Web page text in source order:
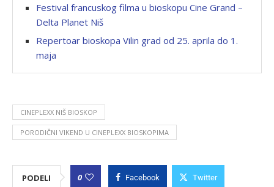
Festival francuskog filma u bioskopu Cine Grand –
Delta Planet Niš
Repertoar bioskopa Vilin grad od 25. aprila do 1.
maja
CINEPLEXX NIŠ BIOSKOP
PORODIČNI VIKEND U CINEPLEXX BIOSKOPIMA
PODELI 0 Facebook Twitter